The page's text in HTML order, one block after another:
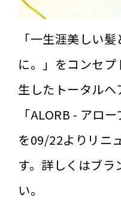
「一生涯美しい
に。」をコンセ
生したトータルヘ
「ALORB - アロ
を09/22よりリニ
す。詳しくはブ
い。